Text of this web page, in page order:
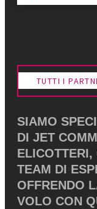
TUTTI I
SIAMO
DI JET
ELICOTTERI,
TEAM DI
OFFRENDO
VOLO CON